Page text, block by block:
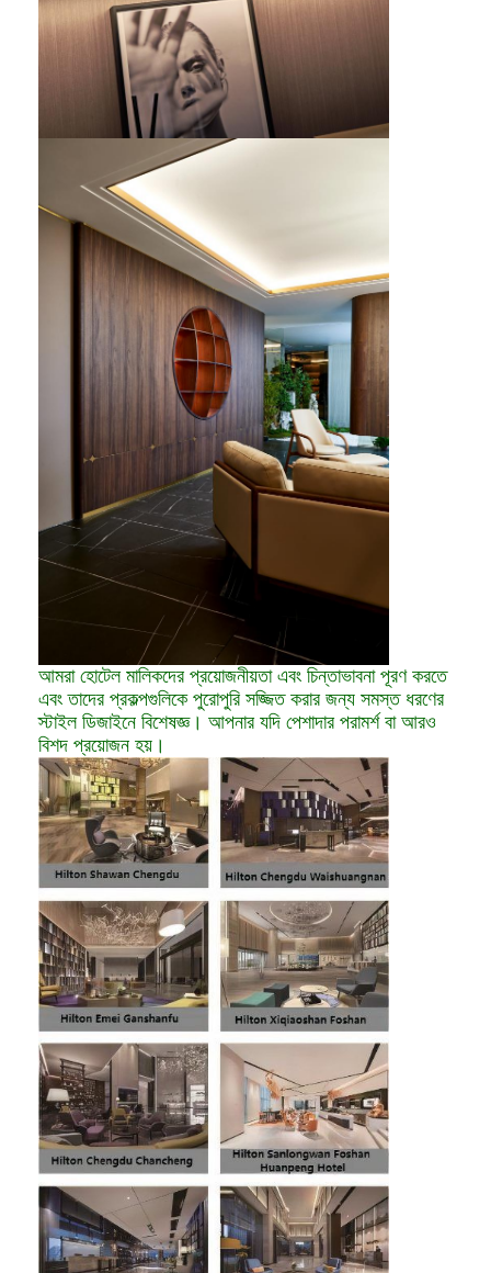
আমরা হোটেল মালিকদের প্রয়োজনীয়তা এবং চিন্তাভাবনা পূরণ করতে
এবং তাদের প্রকল্পগুলিকে পুরোপুরি সজ্জিত করার জন্য সমস্ত ধরণের
স্টাইল ডিজাইনে বিশেষজ্ঞ। আপনার যদি পেশাদার পরামর্শ বা আরও
বিশদ প্রয়োজন হয়।